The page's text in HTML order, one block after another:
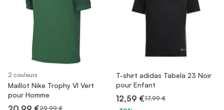
2 couleurs
Maillot Nike Trophy VI Vert
pour Homme
29,99 €
T-shirt adidas Tabela 23 Noir
pour Enfant
12,59 €17,99 €